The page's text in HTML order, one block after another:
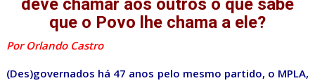
deve chamar aos outros o que sabe
que o Povo lhe chama a ele?
Por Orlando Castro
(Des)governados há 47 anos pelo mesmo partido, o MPLA,